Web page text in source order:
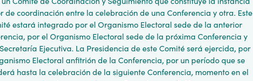
de coordinación entre la celebración de una Conferencia y otra. Este
estará integrado por el Organismo Electoral sede de la anterior
por el Organismo Electoral sede de la próxima Conferencia y
Ejecutiva. La Presidencia de este Comité será ejercida, por
Electoral anfitrión de la Conferencia, por un período que se
hasta la celebración de la siguiente Conferencia, momento en el